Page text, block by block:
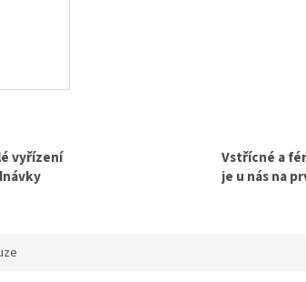
vyřízení
Vstřícné a
je u nás na